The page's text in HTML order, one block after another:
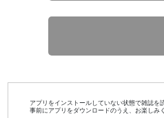
アプリをインストールしていない状態で雑誌を
事前にアプリをダウンロードのうえ、お楽しみ